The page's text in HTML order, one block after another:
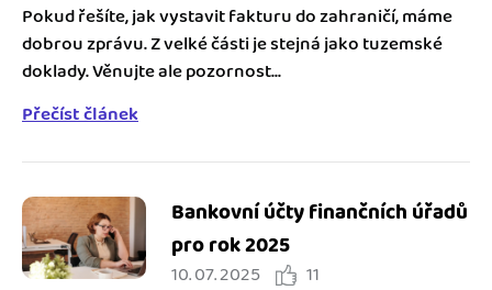
Pokud řešíte, jak vystavit fakturu do zahraničí, máme
dobrou zprávu. Z velké části je stejná jako tuzemské
doklady. Věnujte ale pozornost...
Přečíst článek
Bankovní účty finančních úřadů
pro rok 2025
10. 07. 2025 11